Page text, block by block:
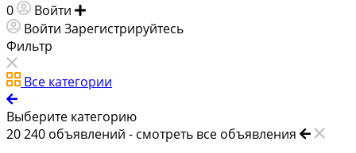
0 Войти
Войти Зарегистрируйтесь
Фильтр
Все категории
Выберите категорию
20 240 объявлений - смотреть все объявления